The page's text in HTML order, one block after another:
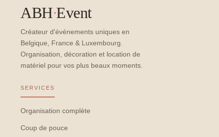
ABH·Event
Créateur d'événements uniques en
Belgique, France & Luxembourg.
Organisation, décoration et location de
matériel pour vos plus beaux moments.
SERVICES
Organisation complète
Coup de pouce